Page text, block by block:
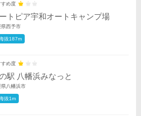
すめ度
トピア宇和オートキャンプ場
県西予市
抜187m
すめ度
駅 八幡浜みなっと
県八幡浜市
抜1m